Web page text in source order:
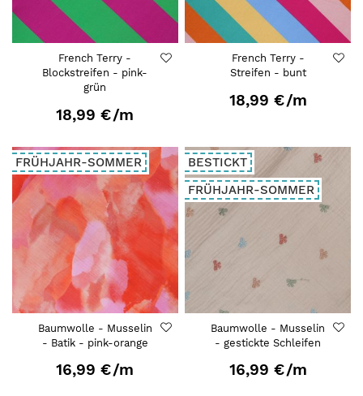
French Terry -
Blockstreifen - pink-
grün
18,99 €/m
French Terry -
Streifen - bunt
18,99 €/m
FRÜHJAHR-SOMMER
Baumwolle - Musselin
- Batik - pink-orange
16,99 €/m
BESTICKT
FRÜHJAHR-SOMMER
Baumwolle - Musselin
- gestickte Schleifen
16,99 €/m